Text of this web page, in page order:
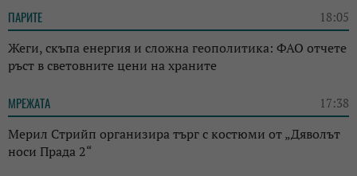
ПАРИТЕ 18:05
Жеги, скъпа енергия и сложна геополитика: ФАО отчете
ръст в световните цени на храните
МРЕЖАТА 17:38
Мерил Стрийп организира търг с костюми от „Дяволът
носи Прада 2“